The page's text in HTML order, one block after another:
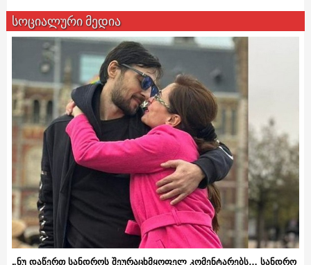
სოციალური მედია
„ნუ დაწერთ სანდროს შეურაცხმყოფელ კომენტარებს… სანდრო